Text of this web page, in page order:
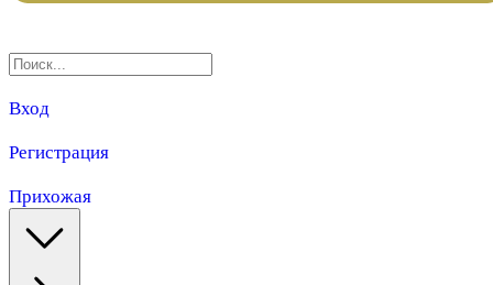
Вход
Регистрация
Прихожая